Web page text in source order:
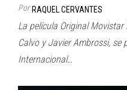
Por RAQUEL CERVANTES
La película Original Movistar
Calvo y Javier Ambrossi, se
Internacional…